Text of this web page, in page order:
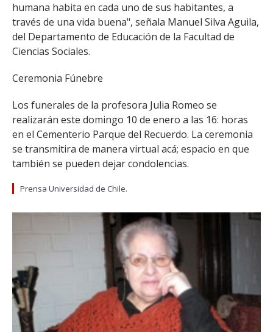
humana habita en cada uno de sus habitantes, a
través de una vida buena", señala Manuel Silva Aguila,
del Departamento de Educación de la Facultad de
Ciencias Sociales.
Ceremonia Fúnebre
Los funerales de la profesora Julia Romeo se
realizarán este domingo 10 de enero a las 16: horas
en el Cementerio Parque del Recuerdo. La ceremonia
se transmitira de manera virtual acá; espacio en que
también se pueden dejar condolencias.
Prensa Universidad de Chile.